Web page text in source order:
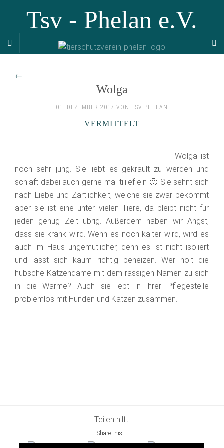
Tsv - Phelan e.V.
←
Wolga
01. DEZEMBER 2017 VON TSV-PHELAN
VERMITTELT
Wolga ist
noch sehr jung. Sie liebt es gekrault zu werden und
schläft dabei auch gerne mal tiiiief ein 🙂 Sie sehnt sich
nach Liebe und Zärtlichkeit, welche sie zwar bekommt
aber sie ist eine unter vielen Tiere, da bleibt nicht für
jeden genug Zeit übrig. Außerdem haben wir Angst,
dass sie krank wird. Wenn es noch kälter wird, wird es
auch im Haus ungemütlicher, denn es ist nicht isoliert
und lässt sich kaum richtig beheizen. Wer holt die
hübsche Katzendame mit dem rassigen Namen zu sich
in die Wärme? Auch sie lebt in ihrer Pflegestelle
problemlos mit Hunden und Katzen zusammen.
Teilen hilft:
Share this...